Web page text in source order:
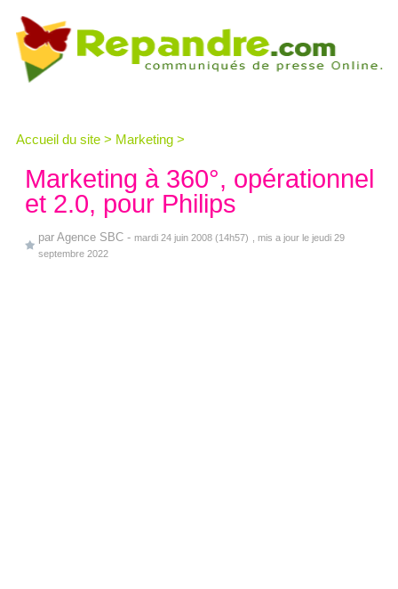
Accueil du site > Marketing >
Marketing à 360°, opérationnel
et 2.0, pour Philips
par Agence SBC - mardi 24 juin 2008 (14h57)
, mis a jour le jeudi 29
septembre 2022